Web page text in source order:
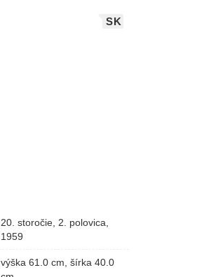
SK
20. storočie, 2. polovica,
1959
výška 61.0 cm, šírka 40.0